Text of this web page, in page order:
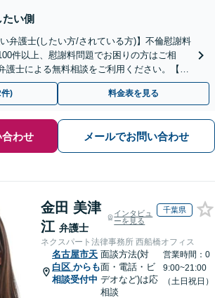
い側
弁護士(したい方/されている方)】不倫慰謝料
件以上、慰謝料問題でお困りの方はご相
護士による無料相談をご利用ください。【不
対応】
) 料金表を見る
わせ メールでお問い合わせ
金田 美津
江 弁護士
インタビュ
ーを見る
千葉県
ネクスパート法律事務所 西船橋オフィス
名古屋市天
白区 からも
相談受付中
面談方法(対
面・電話・ビ
デオなど)は応
相談
営業時間：0
9:00~21:00
（土日祝日）